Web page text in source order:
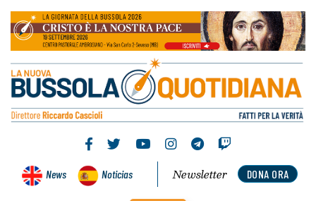
News Noticias DONA ORA
Newsletter